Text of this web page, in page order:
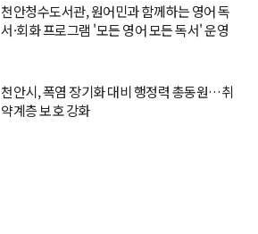
천안청수도서관, 원어민과 함께하는 영어 독
서·회화 프로그램 '모든 영어 모든 독서' 운영
천안시, 폭염 장기화 대비 행정력 총동원…취
약계층 보호 강화